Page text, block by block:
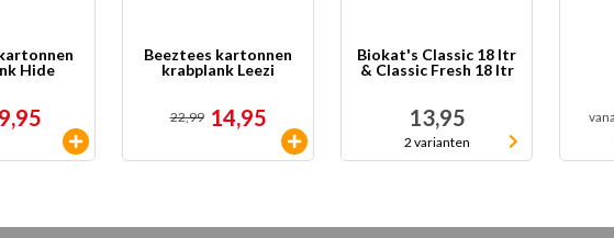
Hide
9,95
Beeztees kartonnen
krabplank Leezi
22,99 14,95
Biokat's Classic 18 ltr
& Classic Fresh 18 ltr
13,95
2 varianten